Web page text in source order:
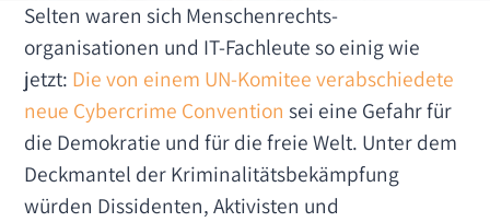
Selten waren sich Menschen­rechts­
organisationen und IT-Fachleute so einig wie
jetzt: Die von einem UN-Komitee verab­schiedete
neue Cybercrime Convention sei eine Gefahr für
die Demokratie und für die freie Welt. Unter dem
Deckmantel der Kriminalitätsbekämpfung
würden Dissidenten, Aktivisten und